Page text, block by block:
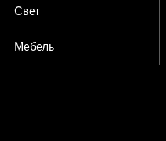
Свет
Мебель